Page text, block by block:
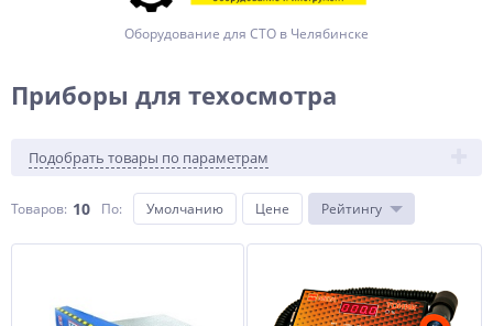
Оборудование для СТО в Челябинске
Приборы для техосмотра
Подобрать товары по параметрам
Товаров: 10 По: Умолчанию Цене Рейтингу